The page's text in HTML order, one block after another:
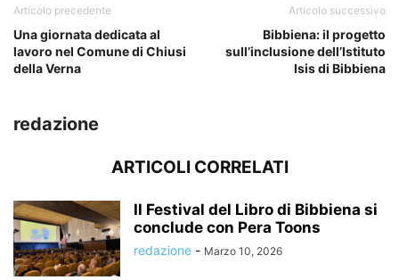
Articolo precedente
Una giornata dedicata al
lavoro nel Comune di Chiusi
della Verna
Articolo successivo
Bibbiena: il progetto
sull’inclusione dell’Istituto
Isis di Bibbiena
redazione
ARTICOLI CORRELATI
Il Festival del Libro di Bibbiena si
conclude con Pera Toons
redazione - Marzo 10, 2026